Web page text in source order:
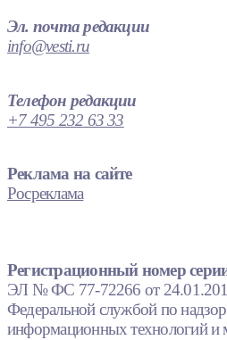
Эл. почта редакции
info@vesti.ru
Телефон редакции
+7 495 232 63 33
Реклама на сайте
Росреклама
Регистрационный номер
ЭЛ № ФС 77-72266 от
Федеральной службой по
информационных технологий и